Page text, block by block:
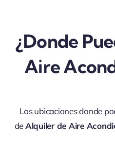
¿Donde
Aire
Las ubicaciones donde
deAlquiler de Aire